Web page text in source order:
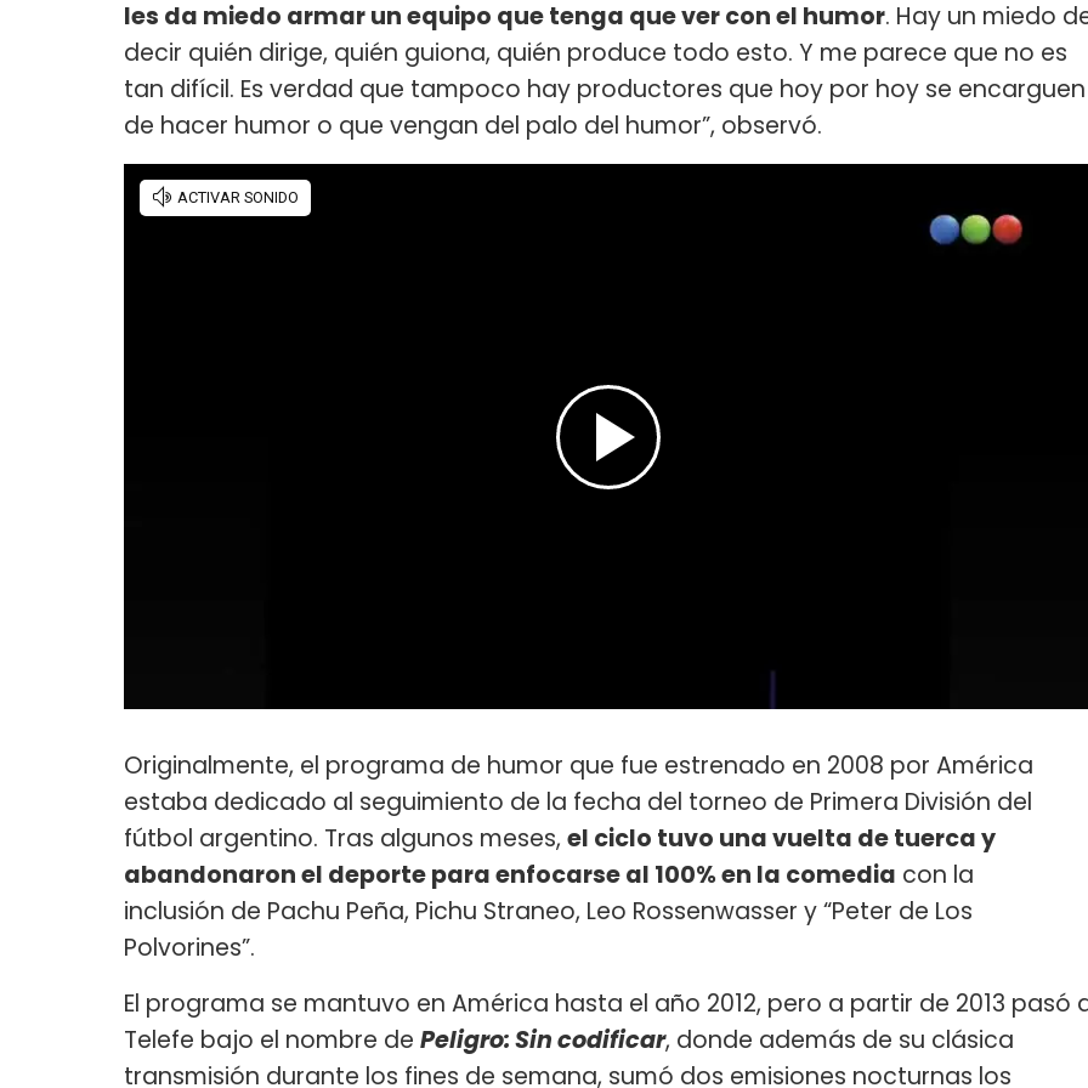
les da miedo armar un equipo que tenga que ver con el humor. Hay un miedo
decir quién dirige, quién guiona, quién produce todo esto. Y me parece que no es
tan difícil. Es verdad que tampoco hay productores que hoy por hoy se encarguen
de hacer humor o que vengan del palo del humor”, observó.
Originalmente, el programa de humor que fue estrenado en 2008 por América
estaba dedicado al seguimiento de la fecha del torneo de Primera División del
fútbol argentino. Tras algunos meses, el ciclo tuvo una vuelta de tuerca y
abandonaron el deporte para enfocarse al 100% en la comedia con la
inclusión de Pachu Peña, Pichu Straneo, Leo Rossenwasser y “Peter de Los
Polvorines”.
El programa se mantuvo en América hasta el año 2012, pero a partir de 2013 pasó
Telefe bajo el nombre de Peligro: Sin codificar, donde además de su clásica
transmisión durante los fines de semana, sumó dos emisiones nocturnas los